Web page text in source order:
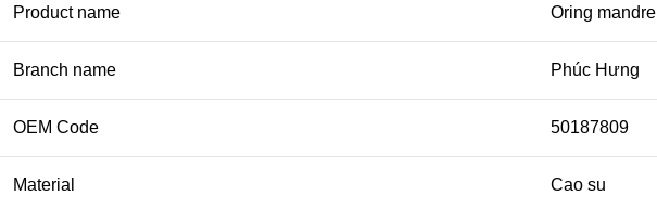
Product name Oring mandrel
Branch name Phúc Hưng
OEM Code 50187809
Material Cao su